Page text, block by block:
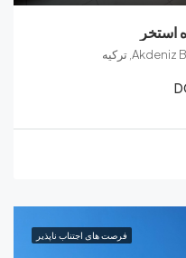
فرصت های اجتناب ناپذیر